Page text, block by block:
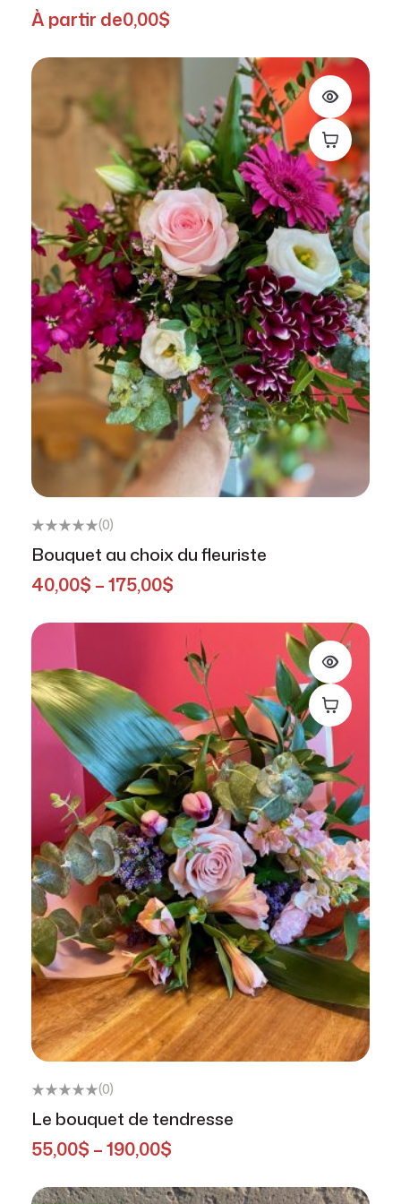
À partir de0,00$
Choix des
(0)
Bouquet au choix du fleuriste
40,00$ –175,00$
Choix des
(0)
Le bouquet de tendresse
55,00$ –190,00$